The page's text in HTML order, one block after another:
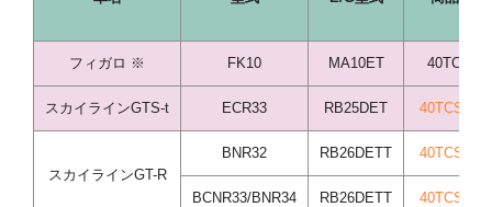
フィガロ ※ FK10 MA10ET
スカイラインGTS-t ECR33 RB25DET 40TCS84/
スカイラインGT-R
BNR32 RB26DETT 40TCS37/
BCNR33/BNR34 RB26DETT 40TCS38/